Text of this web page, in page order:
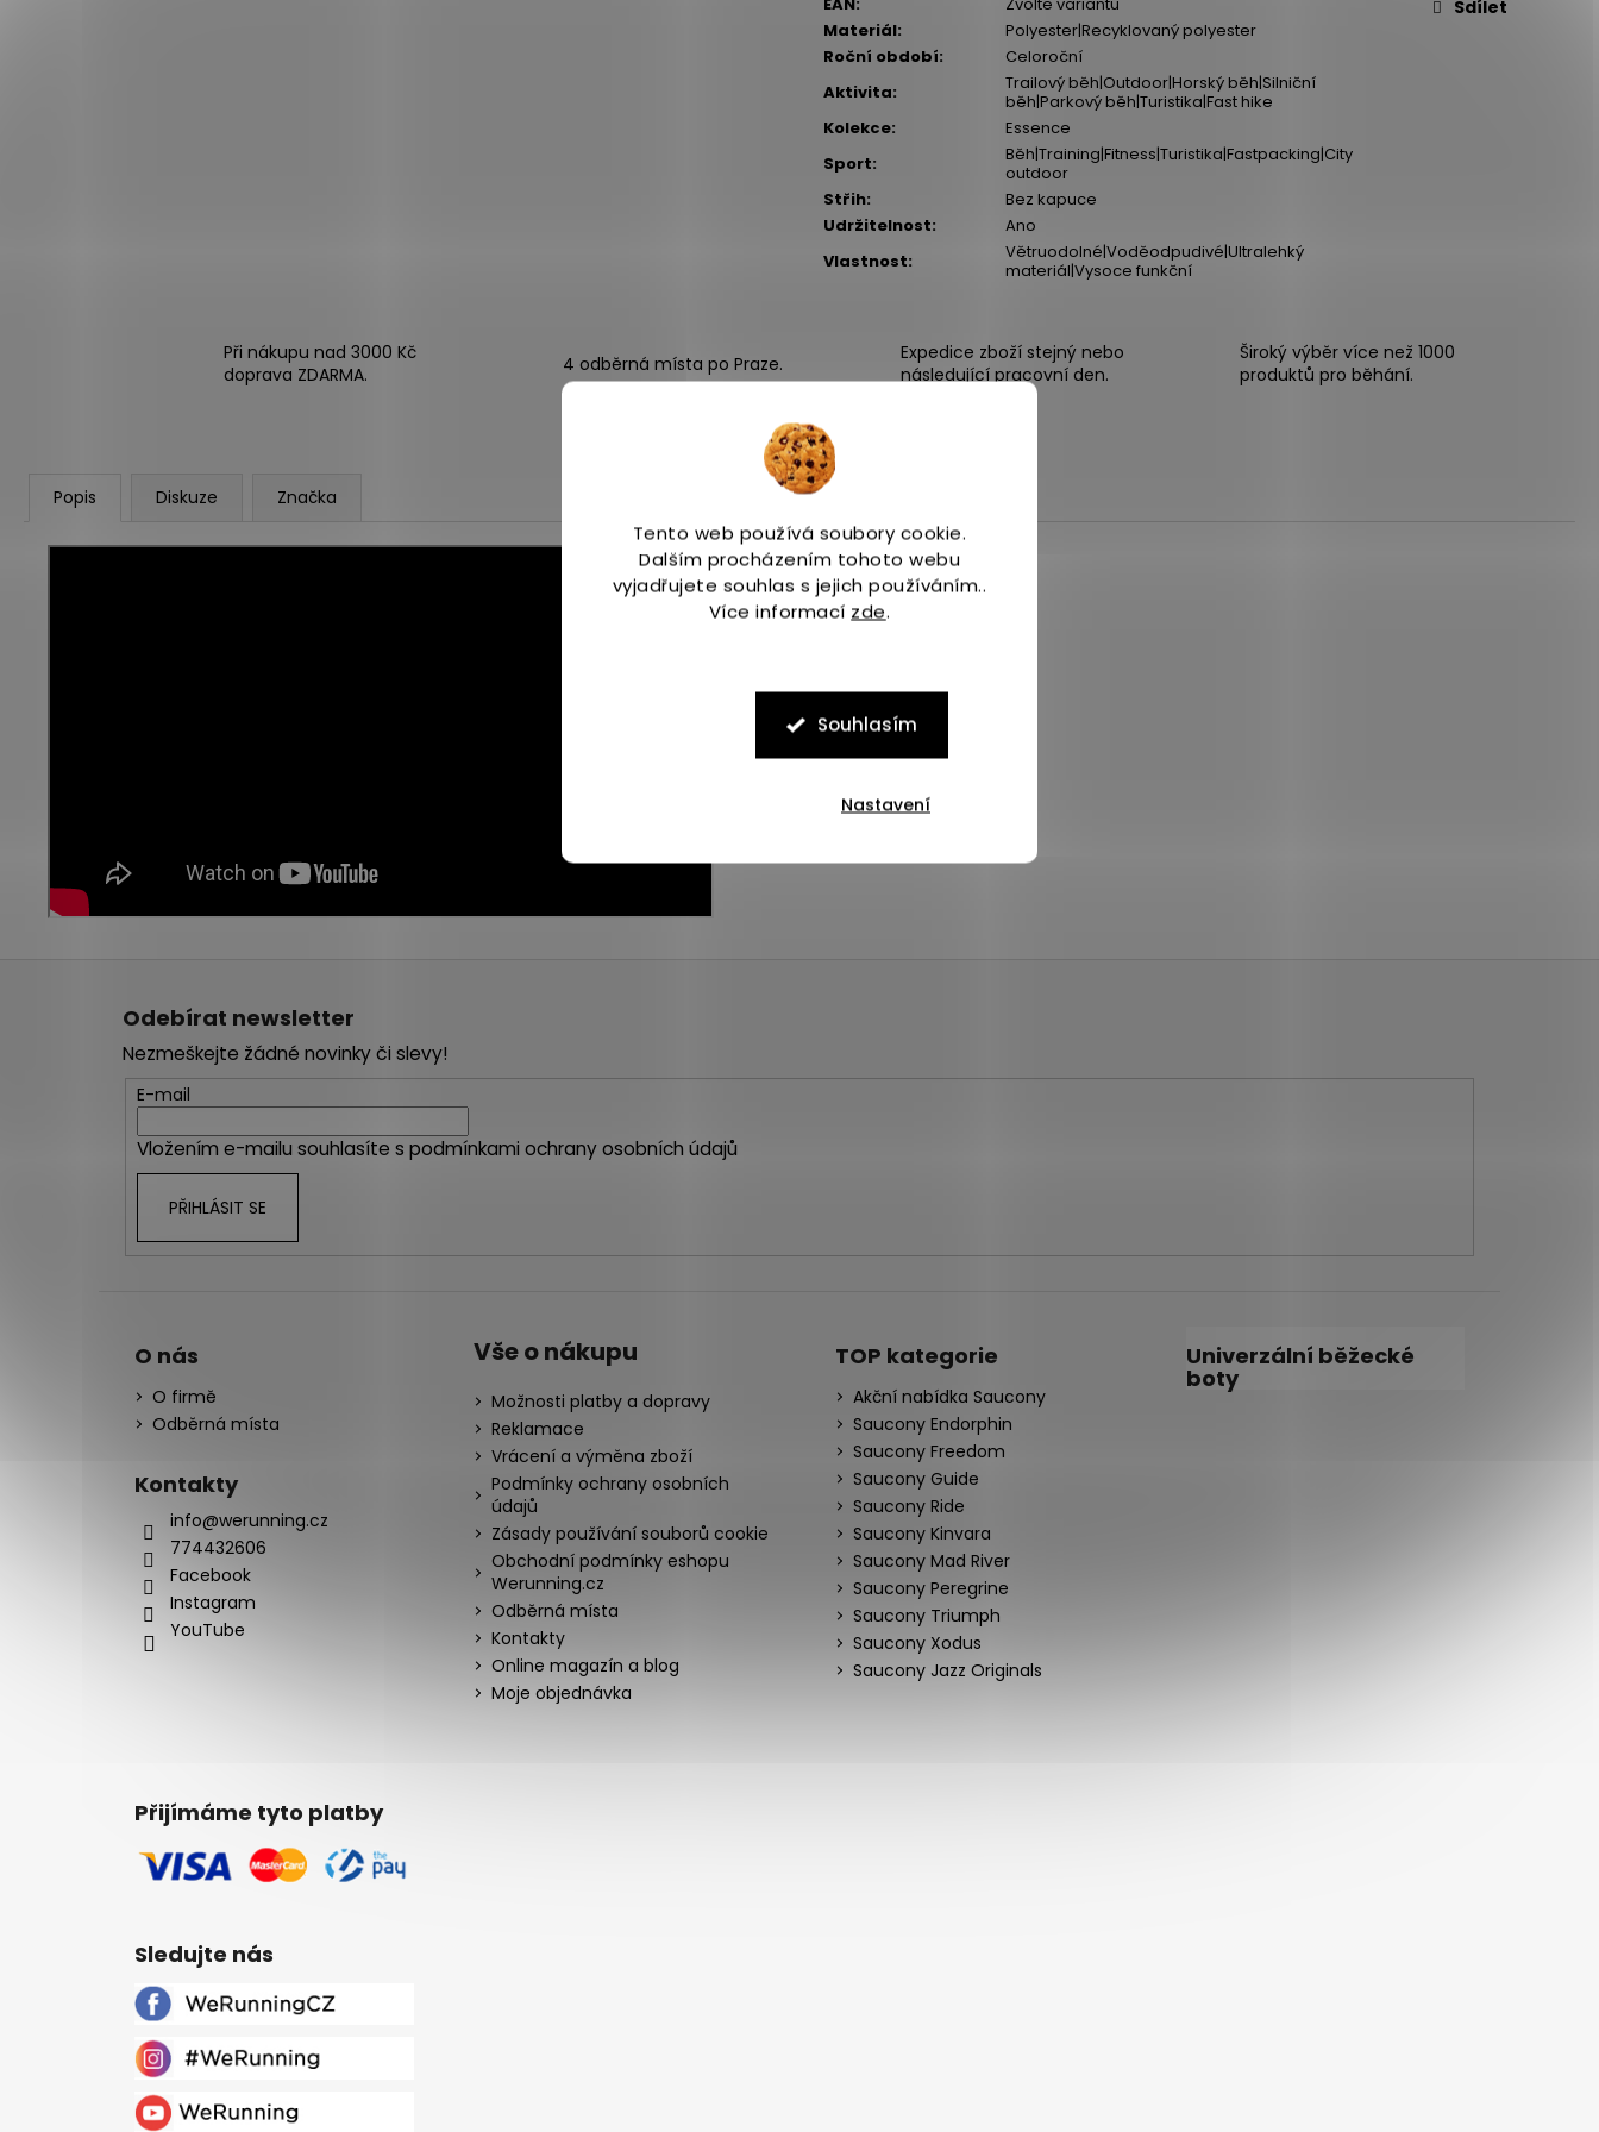
Tento web používá soubory cookie.
Dalším procházením tohoto webu
vyjadřujete souhlas s jejich používáním..
Více informací zde.
Souhlasím
Nastavení
Materiál:
Polyester|Recyklovaný polyester
Roční období:
Celoroční
Aktivita:
Trailový běh|Outdoor|Horský běh|Silniční
běh|Parkový běh|Turistika|Fast hike
Kolekce:
Essence
Sport:
Běh|Training|Fitness|Turistika|Fastpacking|City
outdoor
Střih:
Bez kapuce
Udržitelnost:
Ano
Vlastnost:
Větruodolné|Voděodpudivé|Ultralehký
materiál|Vysoce funkční
Sdílet
Při nákupu nad 3000 Kč
doprava ZDARMA.
4 odběrná místa po Praze.
Expedice zboží stejný nebo
následující pracovní den.
Široký výběr více než 1000
produktů pro běhání.
Popis Diskuze Značka
Odebírat newsletter
Nezmeškejte žádné novinky či slevy!
E-mail
Vložením e-mailu souhlasíte s podmínkami ochrany osobních údajů
PŘIHLÁSIT SE
O nás
O firmě
Odběrná místa
Kontakty
info@werunning.cz
774432606
Facebook
Instagram
YouTube
Vše o nákupu
Možnosti platby a dopravy
Reklamace
Vrácení a výměna zboží
Podmínky ochrany osobních
údajů
Zásady používání souborů cookie
Obchodní podmínky eshopu
Werunning.cz
Odběrná místa
Kontakty
Online magazín a blog
Moje objednávka
TOP kategorie
Akční nabídka Saucony
Saucony Endorphin
Saucony Freedom
Saucony Guide
Saucony Ride
Saucony Kinvara
Saucony Mad River
Saucony Peregrine
Saucony Triumph
Saucony Xodus
Saucony Jazz Originals
Univerzální běžecké
boty
Přijímáme tyto platby
Sledujte nás